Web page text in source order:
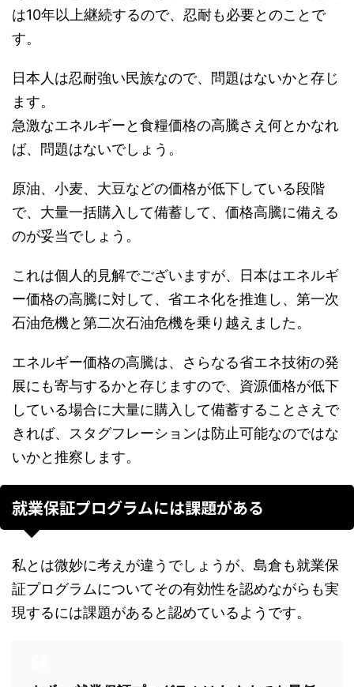
は10年以上継続するので、忍耐も必要とのことで
す。
日本人は忍耐強い民族なので、問題はないかと存じ
ます。
急激なエネルギーと食糧価格の高騰さえ何とかなれ
ば、問題はないでしょう。
原油、小麦、大豆などの価格が低下している段階
で、大量一括購入して備蓄して、価格高騰に備える
のが妥当でしょう。
これは個人的見解でございますが、日本はエネルギ
ー価格の高騰に対して、省エネ化を推進し、第一次
石油危機と第二次石油危機を乗り越えました。
エネルギー価格の高騰は、さらなる省エネ技術の発
展にも寄与するかと存じますので、資源価格が低下
している場合に大量に購入して備蓄することさえで
きれば、スタグフレーションは防止可能なのではな
いかと推察します。
就業保証プログラムには課題がある
私とは微妙に考えが違うでしょうが、島倉も就業保
証プログラムについてその有効性を認めながらも実
現するには課題があると認めているようです。